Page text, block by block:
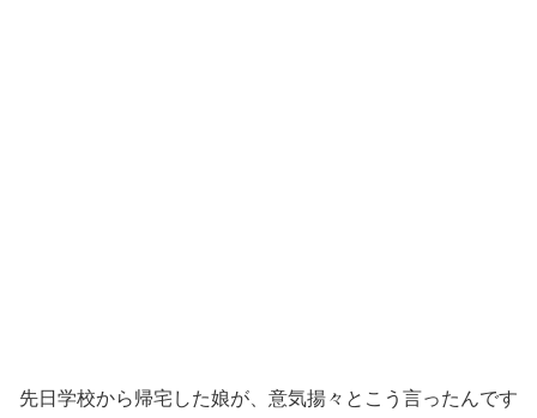
先日学校から帰宅した娘が、意気揚々とこう言ったんです